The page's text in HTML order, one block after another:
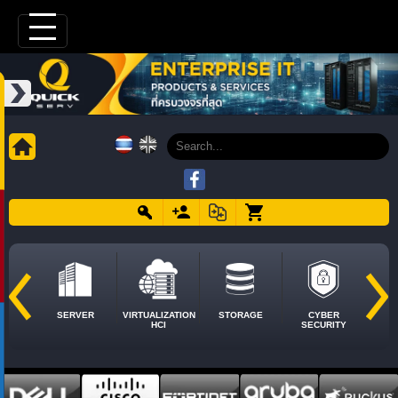
SERVER
VIRTUALIZATION
HCI
STORAGE
CYBER
SECURITY